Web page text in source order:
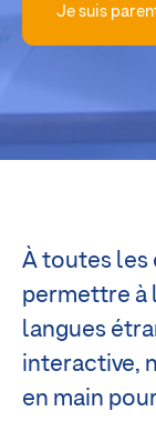
Je suis
À toutes les
permettre à
langues
interactive,
en main